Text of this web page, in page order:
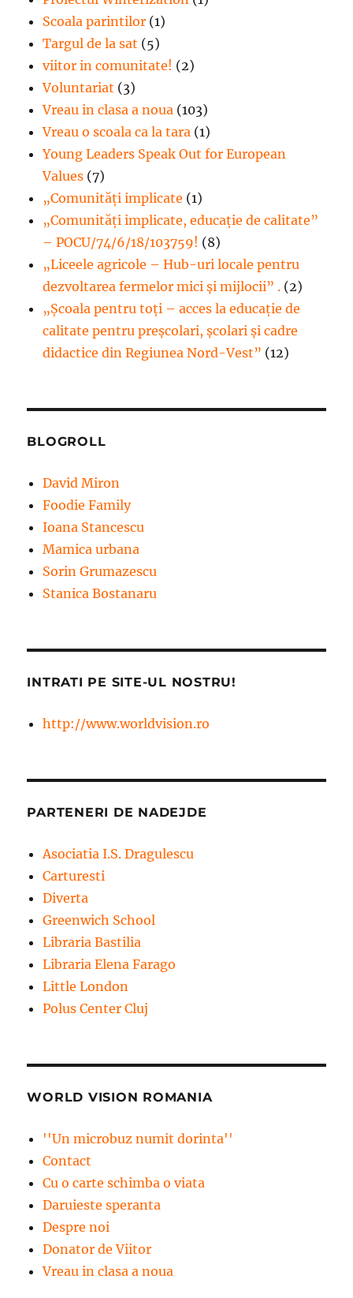
Scoala parintilor (1)
Targul de la sat (5)
viitor in comunitate! (2)
Voluntariat (3)
Vreau in clasa a noua (103)
Vreau o scoala ca la tara (1)
Young Leaders Speak Out for European
Values (7)
„Comunități implicate (1)
„Comunități implicate, educație de calitate”
– POCU/74/6/18/103759! (8)
„Liceele agricole – Hub-uri locale pentru
dezvoltarea fermelor mici şi mijlocii” . (2)
„Școala pentru toți – acces la educație de
calitate pentru preșcolari, școlari și cadre
didactice din Regiunea Nord-Vest” (12)
BLOGROLL
David Miron
Foodie Family
Ioana Stancescu
Mamica urbana
Sorin Grumazescu
Stanica Bostanaru
INTRATI PE SITE-UL NOSTRU!
http://www.worldvision.ro
PARTENERI DE NADEJDE
Asociatia I.S. Dragulescu
Carturesti
Diverta
Greenwich School
Libraria Bastilia
Libraria Elena Farago
Little London
Polus Center Cluj
WORLD VISION ROMANIA
''Un microbuz numit dorinta''
Contact
Cu o carte schimba o viata
Daruieste speranta
Despre noi
Donator de Viitor
Vreau in clasa a noua